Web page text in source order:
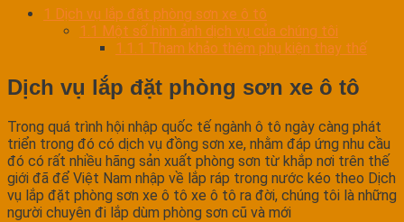
1 Dịch vụ lắp đặt phòng sơn xe ô tô
1.1 Một số hình ảnh dịch vụ của chúng tôi
1.1.1 Tham khảo thêm phụ kiện thay thế
Dịch vụ lắp đặt phòng sơn xe ô tô
Trong quá trình hội nhập quốc tế ngành ô tô ngày càng phát
triển trong đó có dịch vụ đồng sơn xe, nhằm đáp ứng nhu cầu
đó có rất nhiều hãng sản xuất phòng sơn từ khắp nơi trên thế
giới đã để Việt Nam nhập về lắp ráp trong nước kéo theo Dịch
vụ lắp đặt phòng sơn xe ô tô xe ô tô ra đời, chúng tôi là những
người chuyên đi lắp dùm phòng sơn cũ và mới